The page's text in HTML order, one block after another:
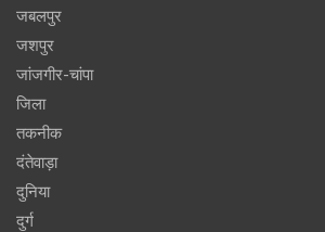
जबलपुर
जशपुर
जांजगीर-चांपा
जिला
तकनीक
दंतेवाड़ा
दुनिया
दुर्ग